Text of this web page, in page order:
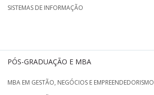
SISTEMAS DE INFORMAÇÃO
PÓS-GRADUAÇÃO E MBA
MBA EM GESTÃO, NEGÓCIOS E EMPREENDEDORISMO